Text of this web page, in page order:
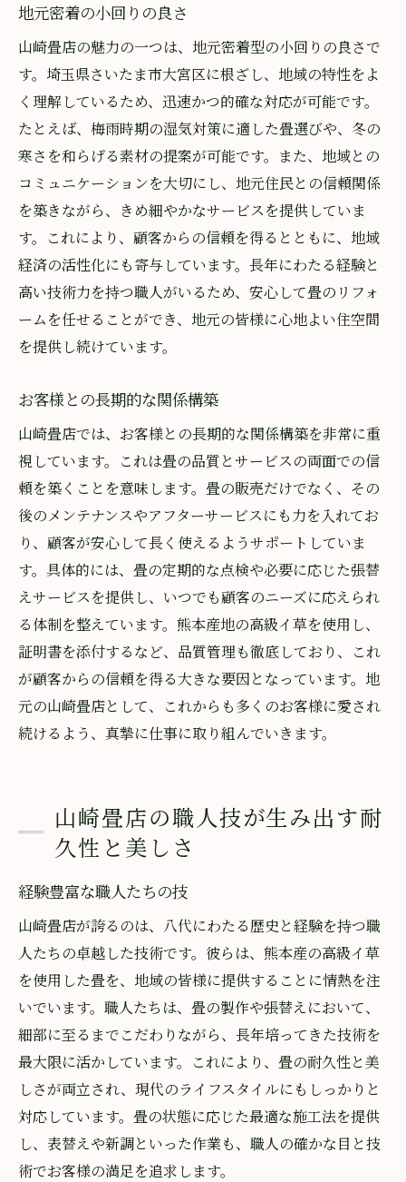
地元密着の小回りの良さ
山崎畳店の魅力の一つは、地元密着型の小回りの良さで
す。埼玉県さいたま市大宮区に根ざし、地域の特性をよ
く理解しているため、迅速かつ的確な対応が可能です。
たとえば、梅雨時期の湿気対策に適した畳選びや、冬の
寒さを和らげる素材の提案が可能です。また、地域との
コミュニケーションを大切にし、地元住民との信頼関係
を築きながら、きめ細やかなサービスを提供していま
す。これにより、顧客からの信頼を得るとともに、地域
経済の活性化にも寄与しています。長年にわたる経験と
高い技術力を持つ職人がいるため、安心して畳のリフォ
ームを任せることができ、地元の皆様に心地よい住空間
を提供し続けています。
お客様との長期的な関係構築
山崎畳店では、お客様との長期的な関係構築を非常に重
視しています。これは畳の品質とサービスの両面での信
頼を築くことを意味します。畳の販売だけでなく、その
後のメンテナンスやアフターサービスにも力を入れてお
り、顧客が安心して長く使えるようサポートしていま
す。具体的には、畳の定期的な点検や必要に応じた張替
えサービスを提供し、いつでも顧客のニーズに応えられ
る体制を整えています。熊本産地の高級イ草を使用し、
証明書を添付するなど、品質管理も徹底しており、これ
が顧客からの信頼を得る大きな要因となっています。地
元の山崎畳店として、これからも多くのお客様に愛され
続けるよう、真摯に仕事に取り組んでいきます。
山崎畳店の職人技が生み出す耐
久性と美しさ
経験豊富な職人たちの技
山崎畳店が誇るのは、八代にわたる歴史と経験を持つ職
人たちの卓越した技術です。彼らは、熊本産の高級イ草
を使用した畳を、地域の皆様に提供することに情熱を注
いでいます。職人たちは、畳の製作や張替えにおいて、
細部に至るまでこだわりながら、長年培ってきた技術を
最大限に活かしています。これにより、畳の耐久性と美
しさが両立され、現代のライフスタイルにもしっかりと
対応しています。畳の状態に応じた最適な施工法を提供
し、表替えや新調といった作業も、職人の確かな目と技
術でお客様の満足を追求します。